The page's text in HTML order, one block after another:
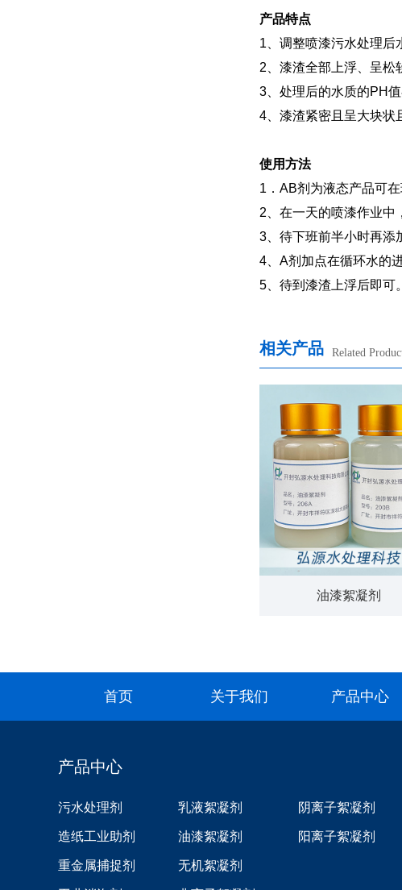
产品特点
1、调整喷漆污水处理后
2、漆渣全部上浮、呈松
3、处理后的水质的PH值
4、漆渣紧密且呈大块状
使用方法
1．AB剂为液态产品可
2、在一天的喷漆作业中
3、待下班前半小时再添
4、A剂加点在循环水的
5、待到漆渣上浮后即可。
相关产品 Related
油漆絮凝剂
首页 关于我们 产品中心
产品中心
污水处理剂
造纸工业助剂
重金属捕捉剂
乳液絮凝剂
油漆絮凝剂
无机絮凝剂
阴离子絮凝剂
阳离子絮凝剂